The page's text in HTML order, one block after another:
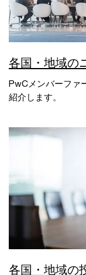
各国・地域の
PwCメンバーファ
紹介します。
各国・地域の